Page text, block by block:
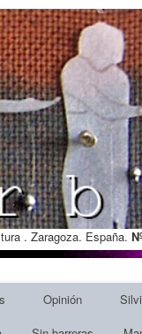
. Zaragoza. España.
Opinión